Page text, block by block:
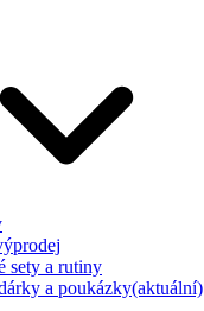
sety a rutiny
a poukázky(aktuální)